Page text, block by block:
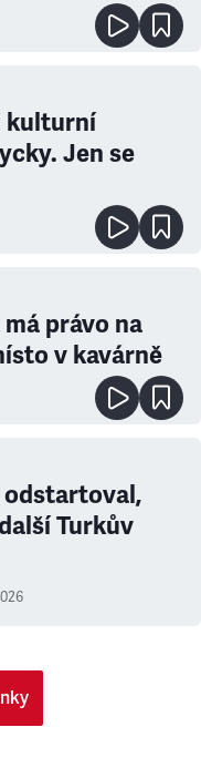
kulturní
Jen se
právo na
v kavárně
odstartoval,
Turkův